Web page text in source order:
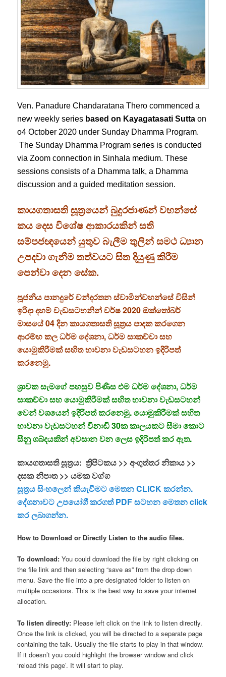
Ven. Panadure Chandaratana Thero commenced a
new weekly series based on Kayagatasati Suttaon
o4 October 2020 under Sunday Dhamma Program.
The Sunday Dhamma Program series is conducted
via Zoom connection in Sinhala medium. These
sessions consists of a Dhamma talk, a Dhamma
discussion and a guided meditation session.
කායගතාසති සූත්‍රයෙන් බුදුරජාණන් වහන්සේ
කය දෙස විශේෂ ආකාරයකින් සති
සම්පජඥයෙන් යුතුව බැලීම තුලින් සමථ ධ්‍යාන
උපදවා ගැනීම තත්වයට සිත දියුණු කිරීම
පෙන්වා දෙන සේක.
පූජනීය පානදුරේ චන්දරතන ස්වාමින්වහන්සේ විසින්
ඉරිදා දහම් වැඩසටහනින් වර්ෂ 2020 ඔක්තෝබර්
මාසයේ 04 දින කායගතාසති සූත්‍රය පාදක කරගෙන
ආරම්භ කල ධර්ම දේශනා, ධර්ම සාකච්චා සහ
යොමුකිරීමක් සහිත භාවනා වැඩසටහන ඉදිරිපත්
කරනෙමු.
ශ්‍රාවක සැමගේ පහසුව පිණිස එම ධර්ම දේශනා, ධර්ම
සාකච්චා සහ යොමුකිරීමක් සහිත භාවනා වැඩසටහන්
වෙන් වශයෙන් ඉදිරිපත් කරනෙමු. යොමුකිරීමක් සහිත
භාවනා වැඩසටහන් විනාඩි 30ක කාලයකට සීමා කොට
සීනු ශබ්දයකින් අවසාන වන ලෙස ඉදිරිපත් කර ඇත.
කායගතාසති සූත්‍රය: ත්‍රිපිටකය >> අංගුත්තර නිකාය >>
දසක නිපාත >> යමක වග්ග
සූත්‍රය සිංහලෙන් කියැවීමට මෙතන CLICK කරන්න.
දේශනාවට උපයෝගී කරගත් PDF සටහන මෙතන click
කර ලබාගන්න.
How to Download or Directly Listen to the audio files.
To download: You could download the file by right clicking on
the file link and then selecting “save as” from the drop down
menu. Save the file into a pre designated folder to listen on
multiple occasions. This is the best way to save your internet
allocation.
To listen directly: Please left click on the link to listen directly.
Once the link is clicked, you will be directed to a separate page
containing the talk. Usually the file starts to play in that window.
If it doesn’t you could highlight the browser window and click
‘reload this page’. It will start to play.